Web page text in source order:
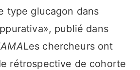
type glucagon dans
publié dans
Les chercheurs ont
rétrospective de cohorte